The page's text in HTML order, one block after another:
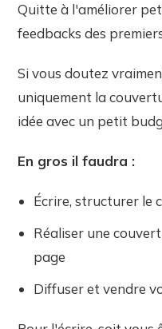
Quitte à l'améliorer
feedbacks des
Si vous doutez
uniquement la
idée avec un petit
En gros il faudra :
Écrire, structurer le
Réaliser une
page
Diffuser et vendre